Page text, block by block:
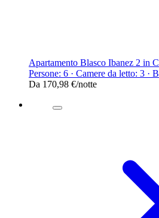
Apartamento Blasco Ibanez 2 in
Persone: 6 · Camere da letto: 3 ·
Da 170,98 €/notte